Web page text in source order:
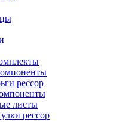
рессор
листы
рессор